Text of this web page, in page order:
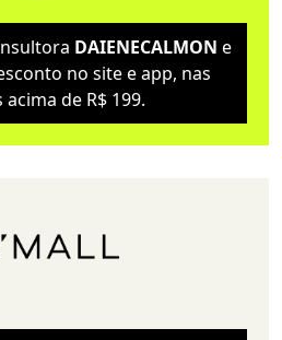
DAIENECALMON e
no site e app, nas
de R$ 199.